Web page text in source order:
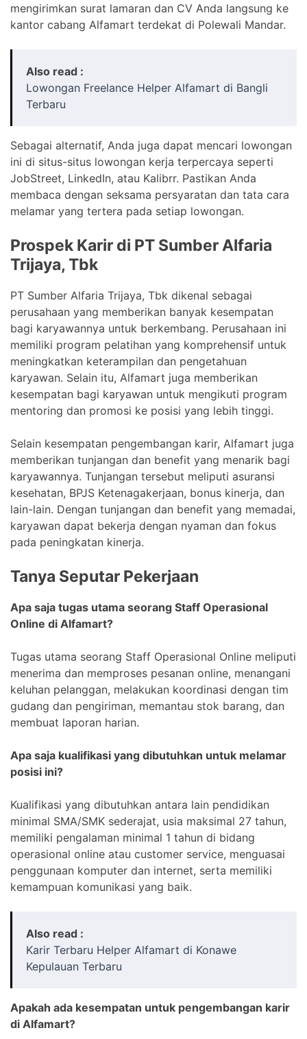
mengirimkan surat lamaran dan CV Anda langsung ke
kantor cabang Alfamart terdekat di Polewali Mandar.
Also read :
Lowongan Freelance Helper Alfamart di Bangli
Terbaru
Sebagai alternatif, Anda juga dapat mencari lowongan
ini di situs-situs lowongan kerja terpercaya seperti
JobStreet, LinkedIn, atau Kalibrr. Pastikan Anda
membaca dengan seksama persyaratan dan tata cara
melamar yang tertera pada setiap lowongan.
Prospek Karir di PT Sumber Alfaria
Trijaya, Tbk
PT Sumber Alfaria Trijaya, Tbk dikenal sebagai
perusahaan yang memberikan banyak kesempatan
bagi karyawannya untuk berkembang. Perusahaan ini
memiliki program pelatihan yang komprehensif untuk
meningkatkan keterampilan dan pengetahuan
karyawan. Selain itu, Alfamart juga memberikan
kesempatan bagi karyawan untuk mengikuti program
mentoring dan promosi ke posisi yang lebih tinggi.
Selain kesempatan pengembangan karir, Alfamart juga
memberikan tunjangan dan benefit yang menarik bagi
karyawannya. Tunjangan tersebut meliputi asuransi
kesehatan, BPJS Ketenagakerjaan, bonus kinerja, dan
lain-lain. Dengan tunjangan dan benefit yang memadai,
karyawan dapat bekerja dengan nyaman dan fokus
pada peningkatan kinerja.
Tanya Seputar Pekerjaan
Apa saja tugas utama seorang Staff Operasional
Online di Alfamart?
Tugas utama seorang Staff Operasional Online meliputi
menerima dan memproses pesanan online, menangani
keluhan pelanggan, melakukan koordinasi dengan tim
gudang dan pengiriman, memantau stok barang, dan
membuat laporan harian.
Apa saja kualifikasi yang dibutuhkan untuk melamar
posisi ini?
Kualifikasi yang dibutuhkan antara lain pendidikan
minimal SMA/SMK sederajat, usia maksimal 27 tahun,
memiliki pengalaman minimal 1 tahun di bidang
operasional online atau customer service, menguasai
penggunaan komputer dan internet, serta memiliki
kemampuan komunikasi yang baik.
Also read :
Karir Terbaru Helper Alfamart di Konawe
Kepulauan Terbaru
Apakah ada kesempatan untuk pengembangan karir
di Alfamart?